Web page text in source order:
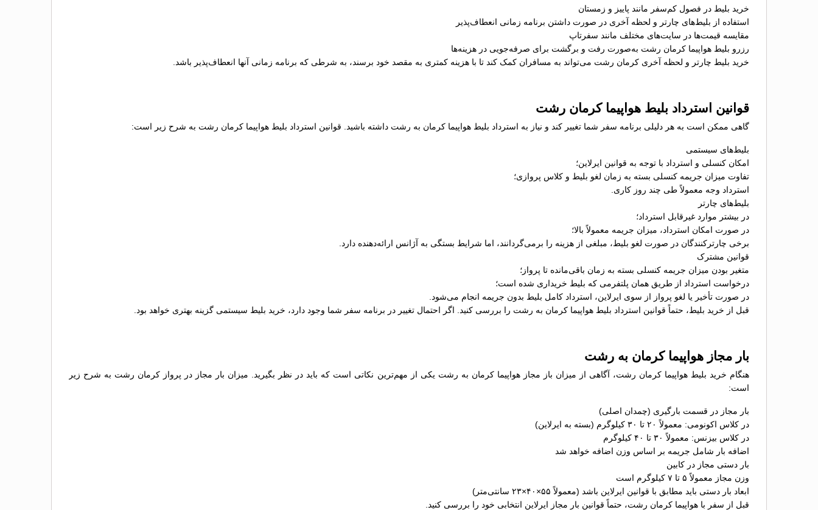
خرید بلیط در فصول کم‌سفر مانند پاییز و زمستان
استفاده از بلیط‌های چارتر و لحظه آخری در صورت داشتن برنامه زمانی انعطاف‌پذیر
مقایسه قیمت‌ها در سایت‌های مختلف مانند سفرتاپ
رزرو بلیط هواپیما کرمان رشت به‌صورت رفت و برگشت برای صرفه‌جویی در هزینه‌ها
خرید بلیط چارتر و لحظه آخری کرمان رشت می‌تواند به مسافران کمک کند تا با هزینه کمتری به مقصد خود برسند، به شرطی که برنامه زمانی آنها انعطاف‌پذیر باشد.
قوانین استرداد بلیط هواپیما کرمان رشت
گاهی ممکن است به هر دلیلی برنامه سفر شما تغییر کند و نیاز به استرداد بلیط هواپیما کرمان به رشت داشته باشید. قوانین استرداد بلیط هواپیما کرمان رشت به شرح زیر است:
بلیط‌های سیستمی
امکان کنسلی و استرداد با توجه به قوانین ایرلاین؛
تفاوت میزان جریمه کنسلی بسته به زمان لغو بلیط و کلاس پروازی؛
استرداد وجه معمولاً طی چند روز کاری.
بلیط‌های چارتر
در بیشتر موارد غیرقابل استرداد؛
در صورت امکان استرداد، میزان جریمه معمولاً بالا؛
برخی چارترکنندگان در صورت لغو بلیط، مبلغی از هزینه را برمی‌گردانند، اما شرایط بستگی به آژانس ارائه‌دهنده دارد.
قوانین مشترک
متغیر بودن میزان جریمه کنسلی بسته به زمان باقی‌مانده تا پرواز؛
درخواست استرداد از طریق همان پلتفرمی که بلیط خریداری شده است؛
در صورت تأخیر یا لغو پرواز از سوی ایرلاین، استرداد کامل بلیط بدون جریمه انجام می‌شود.
قبل از خرید بلیط، حتماً قوانین استرداد بلیط هواپیما کرمان به رشت را بررسی کنید. اگر احتمال تغییر در برنامه سفر شما وجود دارد، خرید بلیط سیستمی گزینه بهتری خواهد بود.
بار مجاز هواپیما کرمان به رشت
هنگام خرید بلیط هواپیما کرمان رشت، آگاهی از میزان باز مجاز هواپیما کرمان به رشت یکی از مهم‌ترین نکاتی است که باید در نظر بگیرید. میزان بار مجاز در پرواز کرمان رشت به شرح زیر
است:
بار مجاز در قسمت بارگیری (چمدان اصلی)
در کلاس اکونومی: معمولاً ۲۰ تا ۳۰ کیلوگرم (بسته به ایرلاین)
در کلاس بیزنس: معمولاً ۳۰ تا ۴۰ کیلوگرم
اضافه بار شامل جریمه بر اساس وزن اضافه خواهد شد
بار دستی مجاز در کابین
وزن مجاز معمولاً ۵ تا ۷ کیلوگرم است
ابعاد بار دستی باید مطابق با قوانین ایرلاین باشد (معمولاً ۵۵×۴۰×۲۳ سانتی‌متر)
قبل از سفر با هواپیما کرمان رشت، حتماً قوانین بار مجاز ایرلاین انتخابی خود را بررسی کنید.